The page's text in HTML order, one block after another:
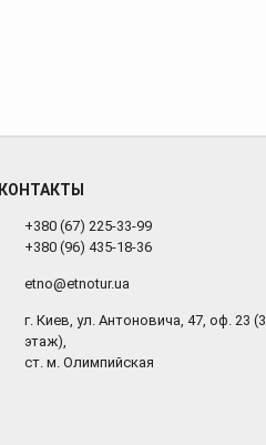
КОНТАКТЫ
+380 (67) 225-33-99
+380 (96) 435-18-36
etno@etnotur.ua
г. Киев, ул. Антоновича, 47, оф. 23 (3
этаж),
ст. м. Олимпийская